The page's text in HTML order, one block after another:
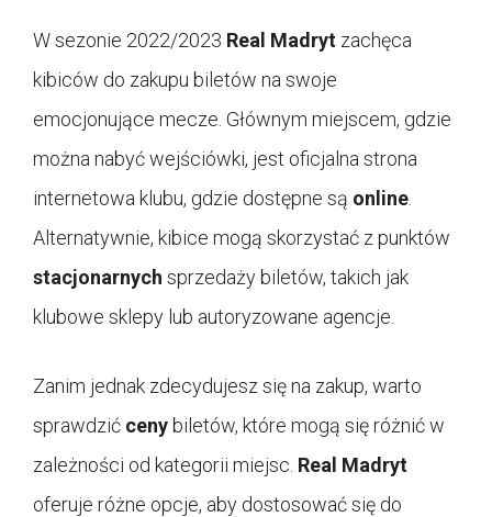
W sezonie 2022/2023 Real Madryt zachęca
kibiców do zakupu biletów na swoje
emocjonujące mecze. Głównym miejscem, gdzie
można nabyć wejściówki, jest oficjalna strona
internetowa klubu, gdzie dostępne są online
Alternatywnie, kibice mogą skorzystać z punktów
stacjonarnych sprzedaży biletów, takich jak
klubowe sklepy lub autoryzowane agencje.
Zanim jednak zdecydujesz się na zakup, warto
sprawdzić ceny biletów, które mogą się różnić w
zależności od kategorii miejsc. Real Madryt
oferuje różne opcje, aby dostosować się do